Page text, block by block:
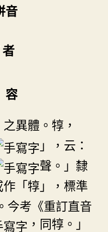
音
者
異體。犉，
」，云：
聲。」隸
作「犉」，標準
今考《重訂直音
，同犉。」